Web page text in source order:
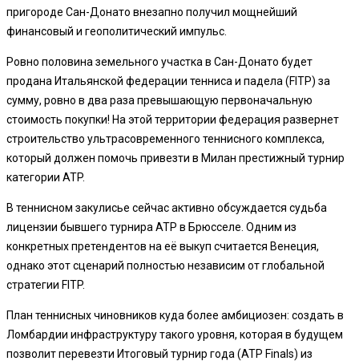
пригороде Сан-Донато внезапно получил мощнейший
финансовый и геополитический импульс.
Ровно половина земельного участка в Сан-Донато будет
продана Итальянской федерации тенниса и падела (FITP) за
сумму, ровно в два раза превышающую первоначальную
стоимость покупки! На этой территории федерация развернет
строительство ультрасовременного теннисного комплекса,
который должен помочь привезти в Милан престижный турнир
категории ATP.
В теннисном закулисье сейчас активно обсуждается судьба
лицензии бывшего турнира ATP в Брюсселе. Одним из
конкретных претендентов на её выкуп считается Венеция,
однако этот сценарий полностью независим от глобальной
стратегии FITP.
План теннисных чиновников куда более амбициозен: создать в
Ломбардии инфраструктуру такого уровня, которая в будущем
позволит перевезти Итоговый турнир года (ATP Finals) из